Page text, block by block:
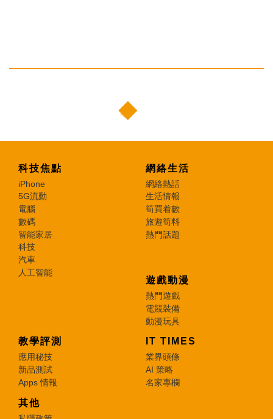
科技焦點
iPhone
5G流動
電腦
數碼
智能家居
科技
汽車
人工智能
網絡生活
網絡熱話
生活情報
筍買着數
旅遊筍料
熱門話題
遊戲動漫
熱門遊戲
電競裝備
動漫玩具
教學評測
應用秘技
新品測試
Apps 情報
IT TIMES
業界頭條
AI 策略
名家專欄
其他